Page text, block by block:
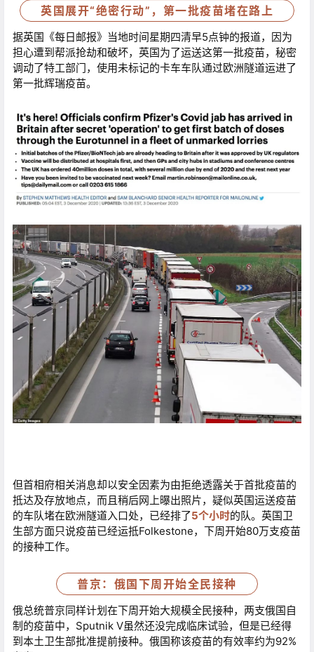
英国展开“绝密行动”，第一批疫苗堵在路上
据英国《每日邮报》当地时间星期四清早5点钟的报道，因为
担心遭到帮派抢劫和破坏，英国为了运送这第一批疫苗，秘密
调动了特工部门，使用未标记的卡车车队通过欧洲隧道运进了
第一批辉瑞疫苗。
但首相府相关消息却以安全因素为由拒绝透露关于首批疫苗的
抵达及存放地点，而且稍后网上曝出照片，疑似英国运送疫苗
的车队堵在欧洲隧道入口处，已经排了5个小时的队。英国卫
生部方面只说疫苗已经运抵Folkestone，下周开始80万支疫苗
的接种工作。
普京：俄国下周开始全民接种
俄总统普京同样计划在下周开始大规模全民接种，两支俄国自
制的疫苗中，Sputnik V虽然还没完成临床试验，但是已经得
到本土卫生部批准提前接种。俄国称该疫苗的有效率约为92%